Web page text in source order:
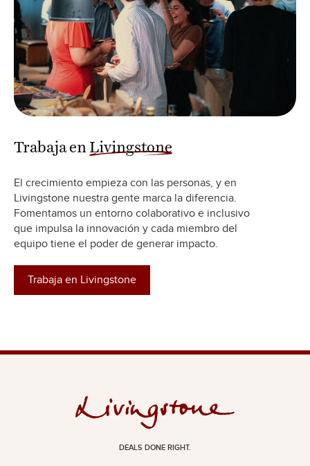
Trabaja en Livingstone
El crecimiento empieza con las personas, y en
Livingstone nuestra gente marca la diferencia.
Fomentamos un entorno colaborativo e inclusivo
que impulsa la innovación y cada miembro del
equipo tiene el poder de generar impacto.
Trabaja en Livingstone
DEALS DONE RIGHT.